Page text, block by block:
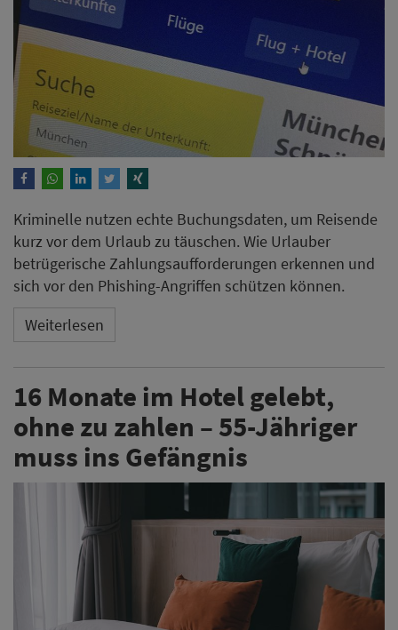
Kriminelle nutzen echte Buchungsdaten, um Reisende
kurz vor dem Urlaub zu täuschen. Wie Urlauber
betrügerische Zahlungsaufforderungen erkennen und
sich vor den Phishing-Angriffen schützen können.
Weiterlesen
16 Monate im Hotel gelebt,
ohne zu zahlen – 55-Jähriger
muss ins Gefängnis